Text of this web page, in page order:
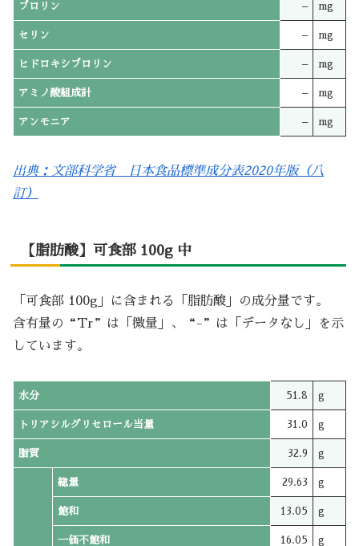
プロリン – mg
セリン – mg
ヒドロキシプロリン – mg
アミノ酸組成計 – mg
アンモニア – mg
出典：文部科学省 日本食品標準成分表2020年版（八
訂）
【脂肪酸】可食部 100g 中
「可食部 100g」に含まれる「脂肪酸」の成分量です。
含有量の“Tr”は「微量」、“-”は「データなし」を示
しています。
水分 51.8 g
トリアシルグリセロール当量 31.0 g
脂質 32.9 g
総量 29.63 g
飽和 13.05 g
一価不飽和 16.05 g